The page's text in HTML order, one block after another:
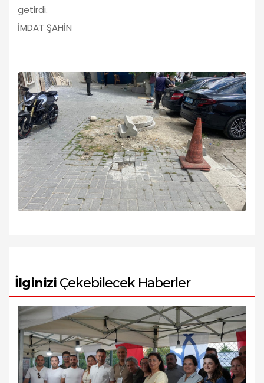
getirdi.
İMDAT ŞAHİN
İlginizi Çekebilecek Haberler